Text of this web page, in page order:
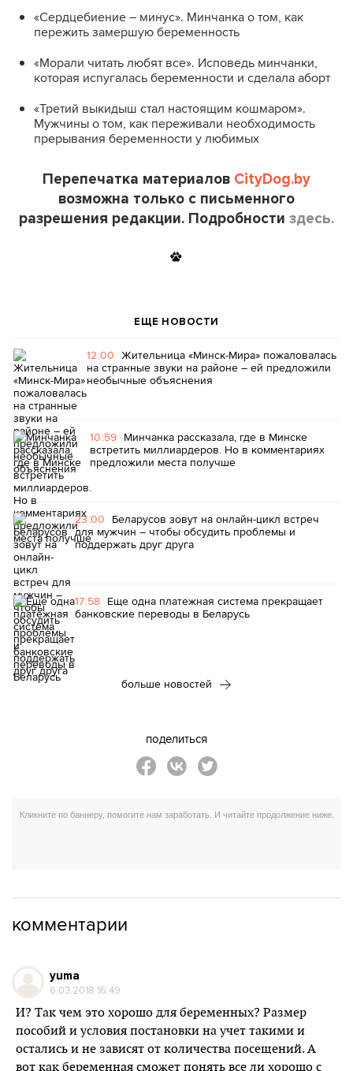
«Сердцебиение – минус». Минчанка о том, как
пережить замершую беременность
«Морали читать любят все». Исповедь минчанки,
которая испугалась беременности и сделала аборт
«Третий выкидыш стал настоящим кошмаром».
Мужчины о том, как переживали необходимость
прерывания беременности у любимых
Перепечатка материалов CityDog.by
возможна только с письменного
разрешения редакции. Подробности здесь.
ЕЩЕ НОВОСТИ
12:00 Жительница «Минск-Мира» пожаловалась
на странные звуки на районе – ей предложили
необычные объяснения
10:59 Минчанка рассказала, где в Минске
встретить миллиардеров. Но в комментариях
предложили места получше
23:00 Беларусов зовут на онлайн-цикл встреч
для мужчин – чтобы обсудить проблемы и
поддержать друг друга
17:58 Еще одна платежная система прекращает
банковские переводы в Беларусь
больше новостей
поделиться
комментарии
yuma
6.03.2018 16:49
И? Так чем это хорошо для беременных? Размер
пособий и условия постановки на учет такими и
остались и не зависят от количества посещений. А
вот как беременная сможет понять все ли хорошо с